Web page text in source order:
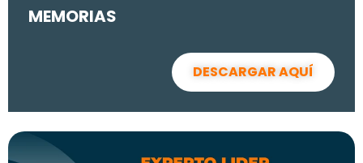
MEMORIAS
DESCARGAR AQUÍ